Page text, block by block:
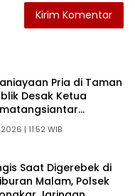
Pria di Taman
Desak Ketua
| 11:52 WIB
Saat Digerebek di
Malam, Polsek